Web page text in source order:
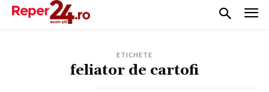
ETICHETE
feliator de cartofi